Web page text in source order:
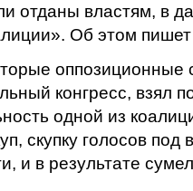
отданы властям, в
Об этом
оппозиционные
конгресс, взял
одной из
скупку голосов под
и в результате